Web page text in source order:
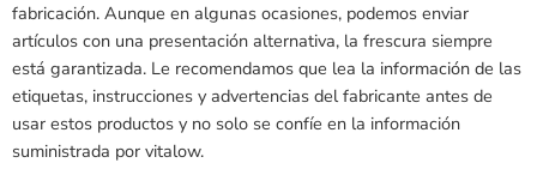
fabricación. Aunque en algunas ocasiones, podemos enviar
artículos con una presentación alternativa, la frescura siempre
está garantizada. Le recomendamos que lea la información de las
etiquetas, instrucciones y advertencias del fabricante antes de
usar estos productos y no solo se confíe en la información
suministrada por vitalow.